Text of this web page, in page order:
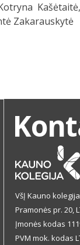
Zakarauskytė
VšĮ Kauno kolegija
Pramonės pr. 20,
Įmonės kodas
PVM mok. kodas